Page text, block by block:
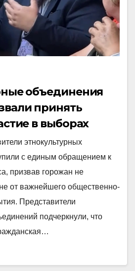
объединения
принять
в выборах
этнокультурных
с единым обращением к
призвав горожан не
от важнейшего общественно-
Представители
подчеркнули, что